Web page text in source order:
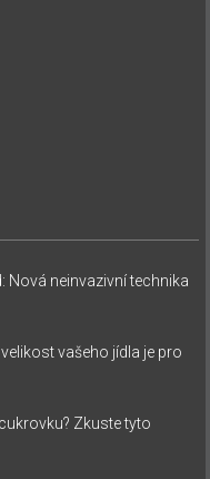
: Nová neinvazivní technika
vašeho jídla je pro
Zkuste tyto